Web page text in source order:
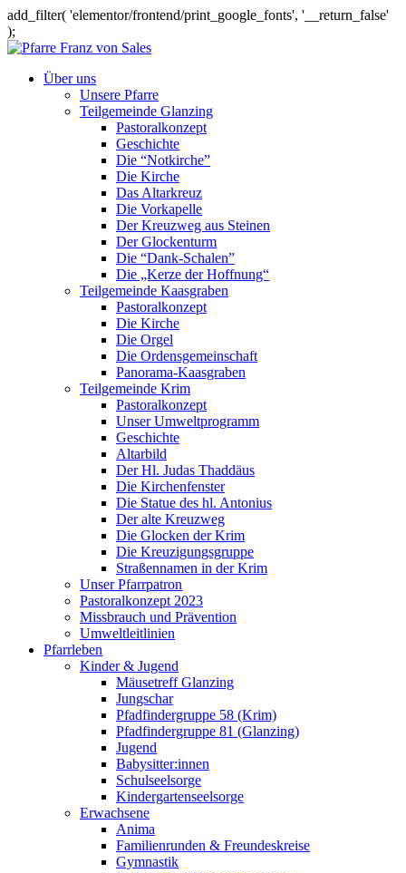
add_filter( 'elementor/frontend/print_google_fonts', '__return_false'
);
Über uns
Unsere Pfarre
Teilgemeinde Glanzing
Pastoralkonzept
Geschichte
Die “Notkirche”
Die Kirche
Das Altarkreuz
Die Vorkapelle
Der Kreuzweg aus Steinen
Der Glockenturm
Die “Dank-Schalen”
Die „Kerze der Hoffnung“
Teilgemeinde Kaasgraben
Pastoralkonzept
Die Kirche
Die Orgel
Die Ordensgemeinschaft
Panorama-Kaasgraben
Teilgemeinde Krim
Pastoralkonzept
Unser Umweltprogramm
Geschichte
Altarbild
Der Hl. Judas Thaddäus
Die Kirchenfenster
Die Statue des hl. Antonius
Der alte Kreuzweg
Die Glocken der Krim
Die Kreuzigungsgruppe
Straßennamen in der Krim
Unser Pfarrpatron
Pastoralkonzept 2023
Missbrauch und Prävention
Umweltleitlinien
Pfarrleben
Kinder & Jugend
Mäusetreff Glanzing
Jungschar
Pfadfindergruppe 58 (Krim)
Pfadfindergruppe 81 (Glanzing)
Jugend
Babysitter:innen
Schulseelsorge
Kindergartenseelsorge
Erwachsene
Anima
Familienrunden & Freundeskreise
Gymnastik